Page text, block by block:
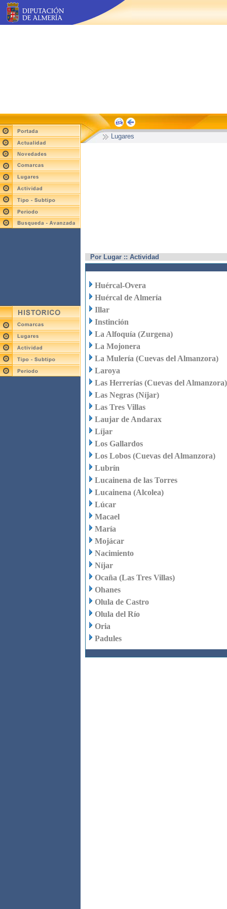
Lugares
Por Lugar :: Actividad
Huércal-Overa
Huércal de Almería
Illar
Instinción
La Alfoquía (Zurgena)
La Mojonera
La Mulería (Cuevas del Almanzora)
Laroya
Las Herrerías (Cuevas del Almanzora)
Las Negras (Níjar)
Las Tres Villas
Laujar de Andarax
Líjar
Los Gallardos
Los Lobos (Cuevas del Almanzora)
Lubrín
Lucainena de las Torres
Lucainena (Alcolea)
Lúcar
Macael
María
Mojácar
Nacimiento
Níjar
Ocaña (Las Tres Villas)
Ohanes
Olula de Castro
Olula del Río
Oria
Padules